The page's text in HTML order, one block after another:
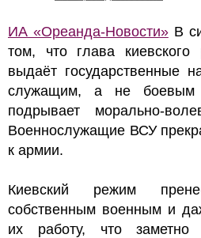
ИА «Ореанда-Новости»В
том, что глава
выдаёт государственные
служащим, а не боевым
подрывает морально-
Военнослужащие ВСУ
к армии.
Киевский режим
собственным военным и
их работу, что заметно